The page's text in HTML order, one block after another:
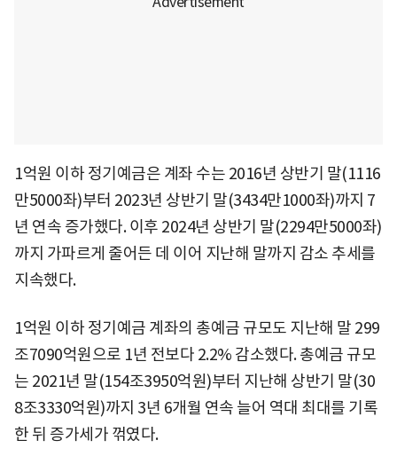
1억원 이하 정기예금은 계좌 수는 2016년 상반기 말(1116
만5000좌)부터 2023년 상반기 말(3434만1000좌)까지 7
년 연속 증가했다. 이후 2024년 상반기 말(2294만5000좌)
까지 가파르게 줄어든 데 이어 지난해 말까지 감소 추세를
지속했다.
1억원 이하 정기예금 계좌의 총예금 규모도 지난해 말 299
조7090억원으로 1년 전보다 2.2% 감소했다. 총예금 규모
는 2021년 말(154조3950억원)부터 지난해 상반기 말(30
8조3330억원)까지 3년 6개월 연속 늘어 역대 최대를 기록
한 뒤 증가세가 꺾였다.